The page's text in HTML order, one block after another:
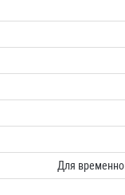
Для